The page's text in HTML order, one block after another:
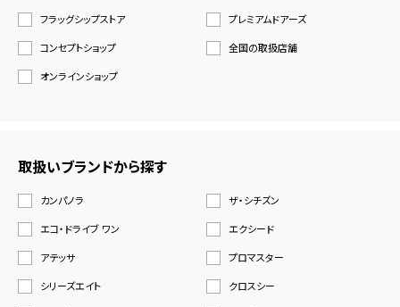
フラッグシップストア
プレミアムドアーズ
コンセプトショップ
全国の取扱店舗
オンラインショップ
取扱いブランドから探す
カンパノラ
ザ・シチズン
エコ・ドライブ ワン
エクシード
アテッサ
プロマスター
シリーズエイト
クロスシー